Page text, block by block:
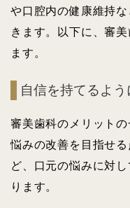
や口腔内の健康維持
きます。以下に、審
ます。
自信を持てるよう
審美歯科のメリット
悩みの改善を目指せ
ど、口元の悩みに対
ります。